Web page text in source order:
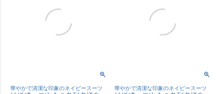
華やかで清潔な印象のネイビースーツ 華やかで清潔な印象のネイビースーツ